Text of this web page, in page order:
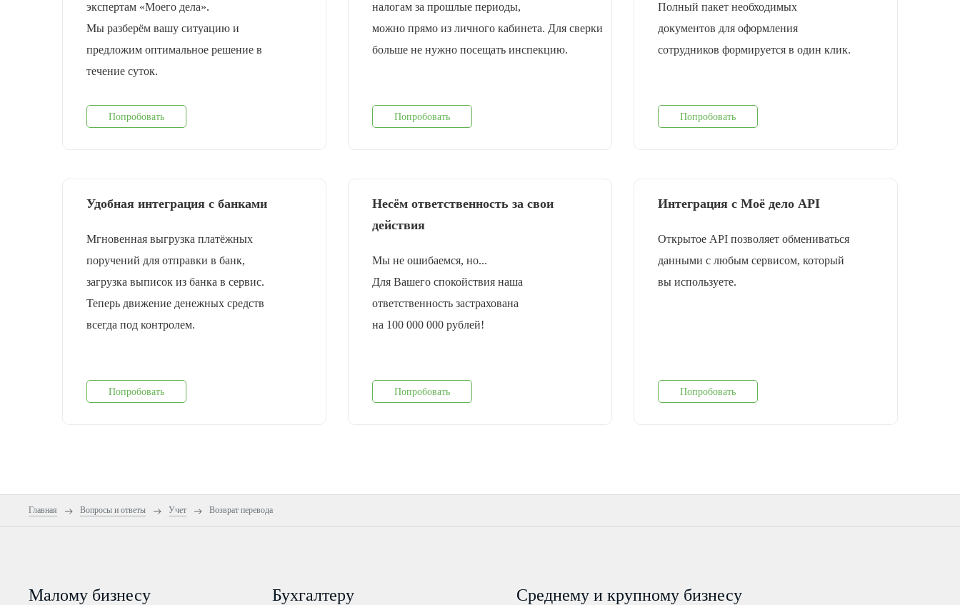
экспертам «Моего дела».
Мы разберём вашу ситуацию и
предложим оптимальное решение в
течение суток.
Попробовать
налогам за прошлые периоды,
можно прямо из личного кабинета. Для сверки
больше не нужно посещать инспекцию.
Попробовать
Полный пакет необходимых
документов для оформления
cотрудников формируется в один клик.
Попробовать
Удобная интеграция с банками
Мгновенная выгрузка платёжных
поручений для отправки в банк,
загрузка выписок из банка в сервис.
Теперь движение денежных средств
всегда под контролем.
Попробовать
Несём ответственность за свои
действия
Мы не ошибаемся, но...
Для Вашего спокойствия наша
ответственность застрахована
на 100 000 000 рублей!
Попробовать
Интеграция с Моё дело API
Открытое API позволяет обмениваться
данными с любым сервисом, который
вы используете.
Попробовать
Главная Вопросы и ответы Учет Возврат перевода
Малому бизнесу Бухгалтеру Среднему и крупному бизнесу